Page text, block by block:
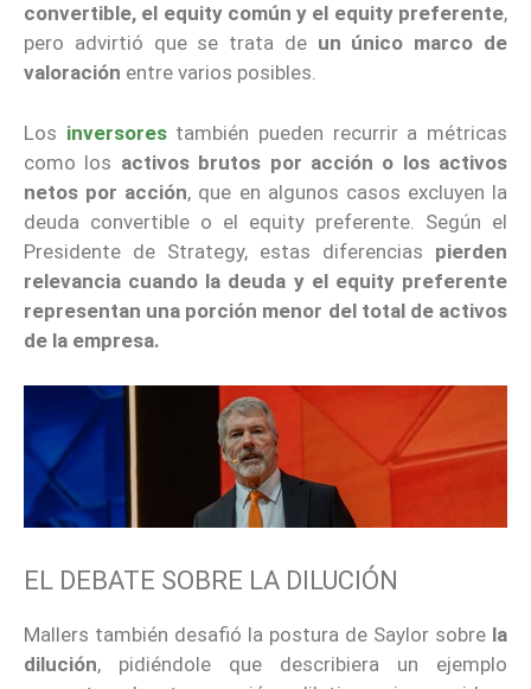
convertible, el equity común y el equity preferente,
pero advirtió que se trata de un único marco de
valoración entre varios posibles.
Los inversores también pueden recurrir a métricas
como los activos brutos por acción o los activos
netos por acción, que en algunos casos excluyen la
deuda convertible o el equity preferente. Según el
Presidente de Strategy, estas diferencias pierden
relevancia cuando la deuda y el equity preferente
representan una porción menor del total de activos
de la empresa.
EL DEBATE SOBRE LA DILUCIÓN
Mallers también desafió la postura de Saylor sobre la
dilución, pidiéndole que describiera un ejemplo